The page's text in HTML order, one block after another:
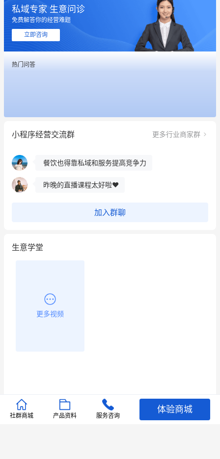
私域专家 生意问诊
免费解答你的经营难题
立即咨询
热门问答
小程序经营交流群 更多行业商家群
这个营销策划案例推荐大家看一下
用有赞就能在微信、小红书同时经营了
餐饮也得靠私域和服务提高竞争力
这个营销策划案例推荐大家看一下
用有赞就能在微信、小红书同时经营了
餐饮也得靠私域和服务提高竞争力
昨晚的直播课程太好啦❤️
加入群聊
生意学堂
更多视频
推荐文章
社群商城 产品资料 服务咨询
体验商城